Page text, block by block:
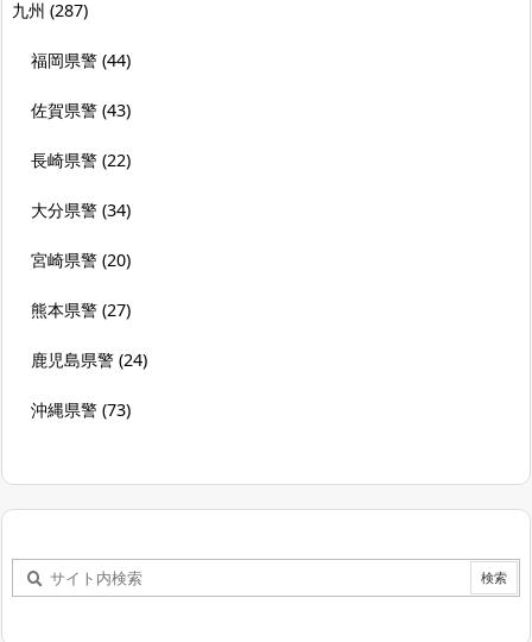
九州 (287)
福岡県警 (44)
佐賀県警 (43)
長崎県警 (22)
大分県警 (34)
宮崎県警 (20)
熊本県警 (27)
鹿児島県警 (24)
沖縄県警 (73)